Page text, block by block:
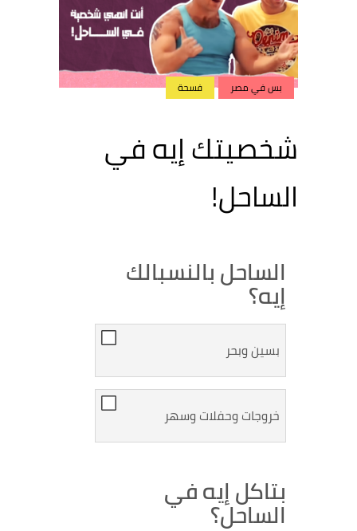
بس في مصر فسحة
شخصيتك إيه في
الساحل!
الساحل بالنسبالك
إيه؟
بسين وبحر
خروجات وحفلات وسهر
بتاكل إيه في
الساحل؟